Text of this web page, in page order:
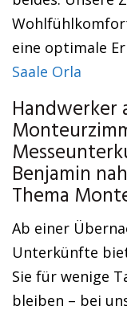
eine optimale
Saale Orla
Handwerker
Benjamin
Thema
Ab einer
Unterkünfte
Sie für wenige
bleiben – bei